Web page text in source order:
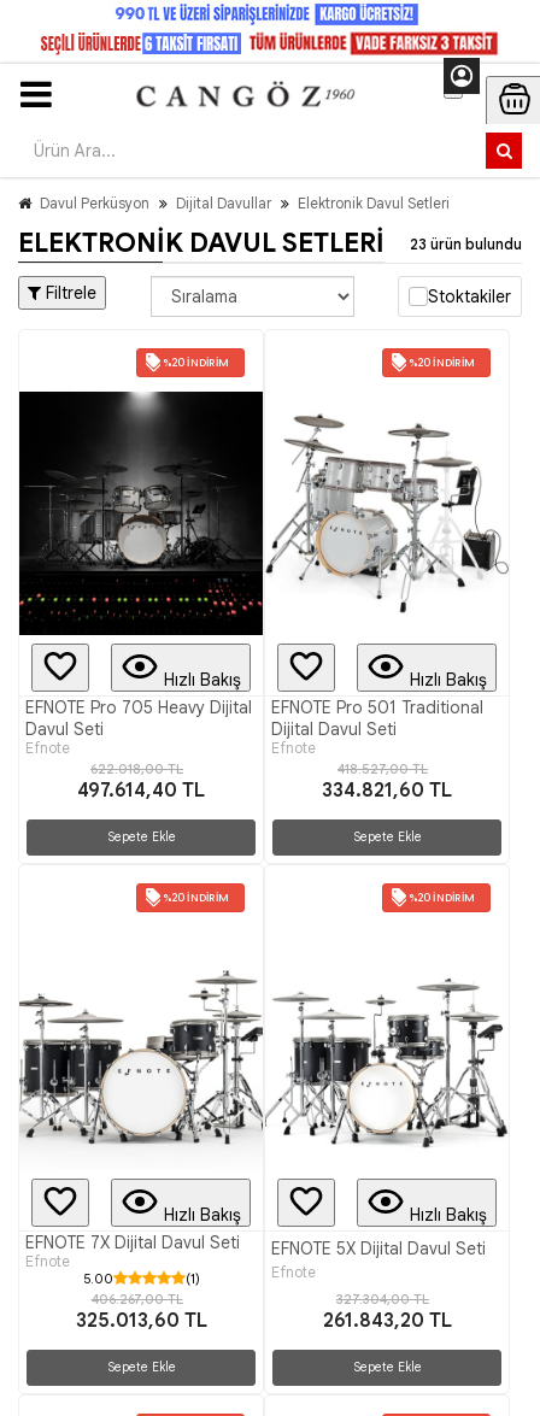
Davul Perküsyon Dijital Davullar Elektronik Davul Setleri
ELEKTRONIK DAVUL SETLERI 23 ürün bulundu
Filtrele Stoktakiler
%20 İNDIRIM
Hızlı Bakış
EFNOTE Pro 705 Heavy Dijital
Davul Seti
Efnote
622.018,00 TL
497.614,40 TL
Sepete Ekle
%20 İNDIRIM
Hızlı Bakış
EFNOTE Pro 501 Traditional
Dijital Davul Seti
Efnote
418.527,00 TL
334.821,60 TL
Sepete Ekle
%20 İNDIRIM
Hızlı Bakış
EFNOTE 7X Dijital Davul Seti
Efnote
5.00
(1)
406.267,00 TL
325.013,60 TL
Sepete Ekle
%20 İNDIRIM
Hızlı Bakış
EFNOTE 5X Dijital Davul Seti
Efnote
327.304,00 TL
261.843,20 TL
Sepete Ekle